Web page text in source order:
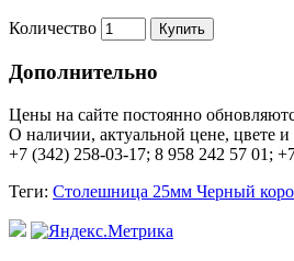
Количество Купить
Дополнительно
Цены на сайте постоянно
О наличии, актуальной цене, цвете
+7 (342) 258-03-17; 8 958 242 57 01;
Теги: Столешница 25мм Черный